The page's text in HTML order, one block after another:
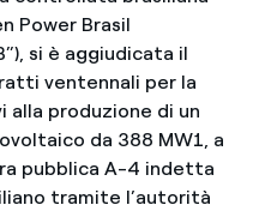
Power Brasil
si è aggiudicata il
ventennali per la
produzione di un
da 388 MW1, a
pubblica A-4 indetta
tramite l’autorità